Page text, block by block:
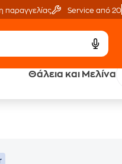
παραγγελίας Service από 20'
Θάλεια και Μελίνα
Έλα στον κόσμο